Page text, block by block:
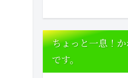
ちょっと一息！
です。